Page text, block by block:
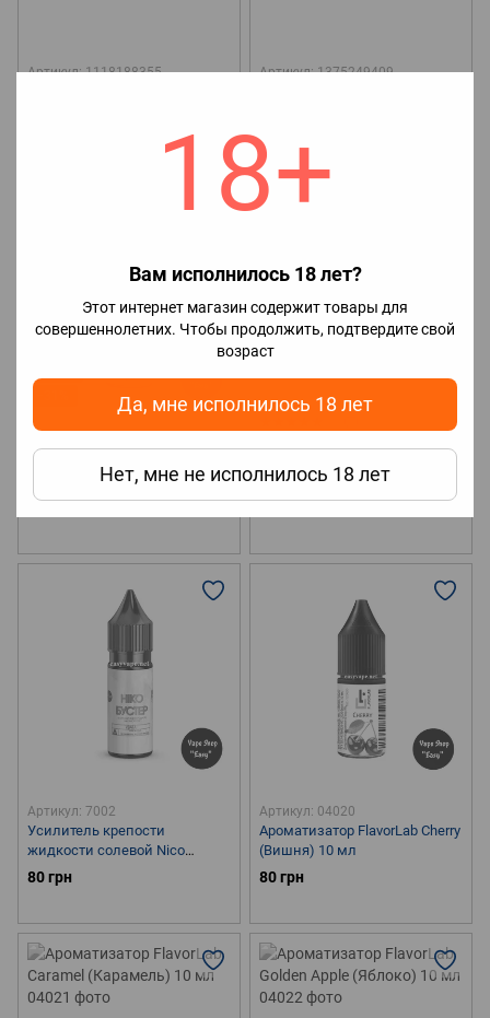
18+
Вам исполнилось 18 лет?
Этот интернет магазин содержит товары для
совершеннолетних. Чтобы продолжить, подтвердите свой
возраст
Да, мне исполнилось 18 лет
Нет, мне не исполнилось 18 лет
Артикул: 1118188355 Артикул: 1375249409
85 грн
Ароматизатор FlavorLab Kiwi
(Киви) 10 мл.
(Мята) 10 мл
Артикул: 7002
Усилитель крепости
жидкости солевой Nico
Booster 50мг (Никобустер)
80 грн
Артикул: 04020
Ароматизатор FlavorLab Cherry
(Вишня) 10 мл
80 грн